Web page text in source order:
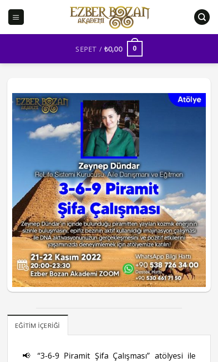
SEPET / ₺0,00 0
EĞITIM İÇERIĞI
📢 “3-6-9 Piramit Şifa Çalışması” atölyesi ile